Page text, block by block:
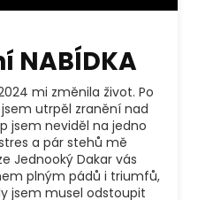
NABÍDKA
mi změnila život. Po
utrpěl zranění nad
jsem neviděl na jedno
a pár stehů mě
Jednooký Dakar vás
plným pádů i triumfů,
jsem musel odstoupit